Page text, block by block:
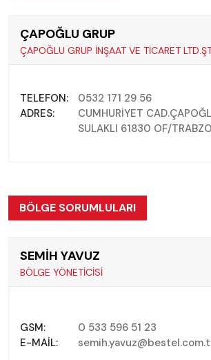
ÇAPOĞLU GRUP
ÇAPOĞLU GRUP İNŞAAT VE TİCARET
TELEFON:
0532 171 29 56
ADRES:
CUMHURİYET
SULAKLI 61830 OF/
BÖLGE SORUMLULARI
SEMİH YAVUZ
BÖLGE YÖNETİCİSİ
GSM:
0 533 596 51 23
E-MAIL: